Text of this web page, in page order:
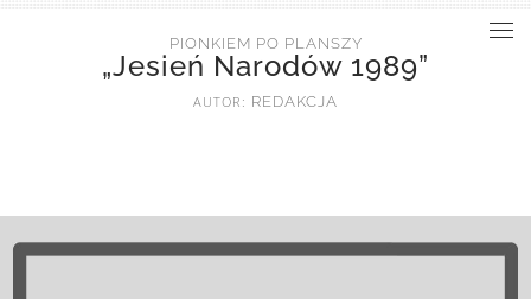
PIONKIEM PO PLANSZY
„Jesień Narodów 1989”
AUTOR: REDAKCJA